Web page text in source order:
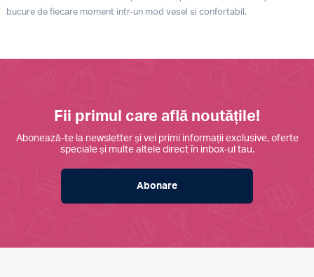
bucure de fiecare moment intr-un mod vesel si confortabil.
Fii primul care află noutățile!
Abonează-te la newsletter și vei primi informații exclusive, oferte
speciale și multe altele direct în inbox-ul tau.
Abonare